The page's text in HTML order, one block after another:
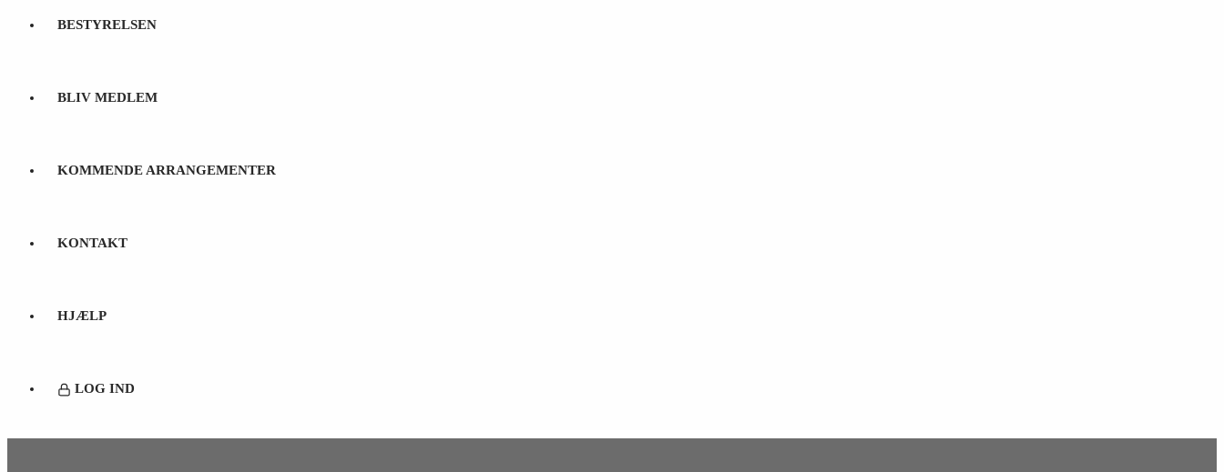
BESTYRELSEN
BLIV MEDLEM
KOMMENDE ARRANGEMENTER
KONTAKT
HJÆLP
LOG IND